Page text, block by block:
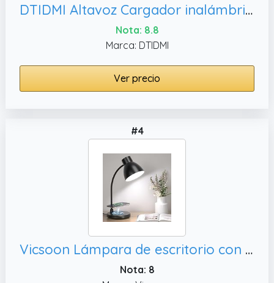
DTIDMI Altavoz Cargador inalámbrico con Luces, Las Mejores Ideas de Regalos de cumpleaños para Adolescentes y niños
Nota: 8.8
Marca: DTIDMI
Ver precio
#4
Vicsoon Lámpara de escritorio con cargador inalámbrico, lámpara táctil para
Nota: 8